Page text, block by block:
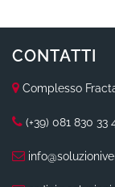
CONTATTI
Complesso
(+39) 081 830 33